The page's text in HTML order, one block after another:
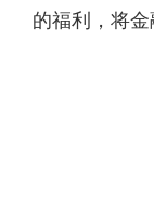
的福利，将金